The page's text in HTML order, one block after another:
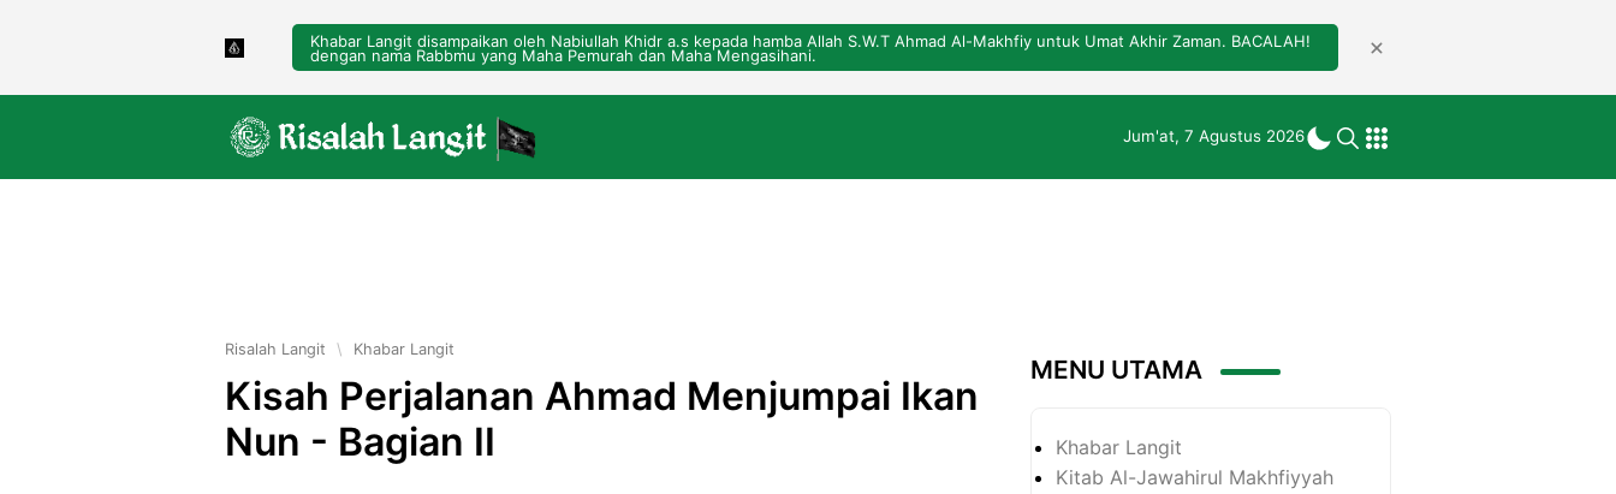
Khabar Langit disampaikan oleh Nabiullah Khidr a.s kepada hamba Allah S.W.T Ahmad Al-Makhfiy untuk Umat Akhir Zaman. BACALAH!
dengan nama Rabbmu yang Maha Pemurah dan Maha Mengasihani.
Jum'at, 7 Agustus 2026
Risalah Langit \ Khabar Langit
Kisah Perjalanan Ahmad Menjumpai Ikan
Nun - Bagian II
MENU UTAMA
Khabar Langit
Kitab Al-Jawahirul Makhfiyyah